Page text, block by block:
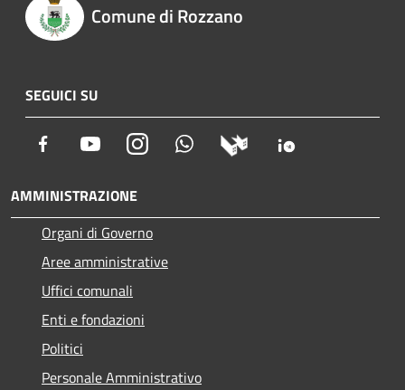
Comune di Rozzano
SEGUICI SU
Facebook YoutubeInstagram Whatsapp
AMMINISTRAZIONE
Organi di Governo
Aree amministrative
Uffici comunali
Enti e fondazioni
Politici
Personale Amministrativo